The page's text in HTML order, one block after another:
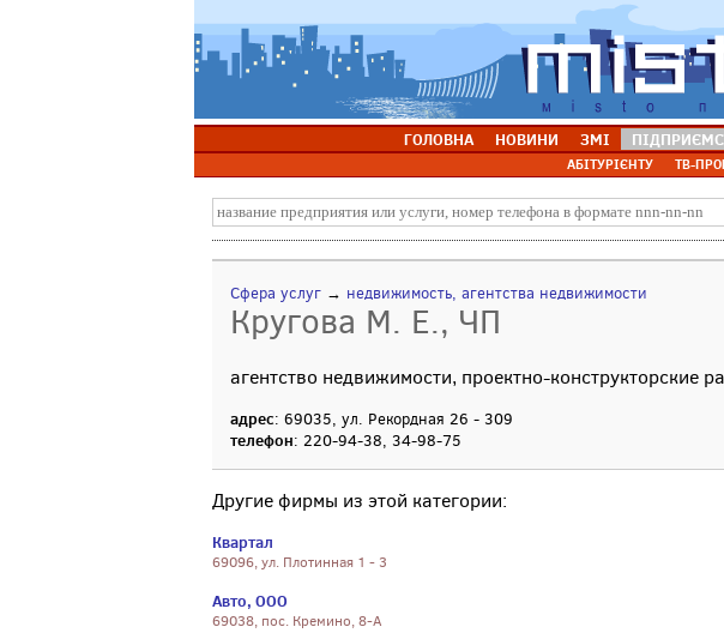
ГОЛОВНА НОВИНИ ЗМІ
АБІТУРІЄНТУ ТВ-
Сфера услуг → недвижимость, агентства недвижимости
Кругова М. Е., ЧП
агентство недвижимости, проектно-конструкторские
адрес: 69035, ул. Рекордная 26 - 309
телефон: 220-94-38, 34-98-75
Другие фирмы из этой категории:
Квартал
69096, ул. Плотинная 1 - 3
Авто, ООО
69038, пос. Кремино, 8-А